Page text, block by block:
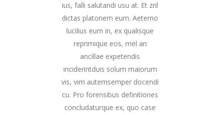
ius, falli salutandi usu at. Et zril
dictas platonem eum. Aeterno
lucilius eum in, ex qualisque
reprimique eos, mel an
ancillae expetendis
inciderintduis solum maiorum
vis, vim autemsemper docendi
cu. Pro forensibus definitiones
concludaturque ex, quo case